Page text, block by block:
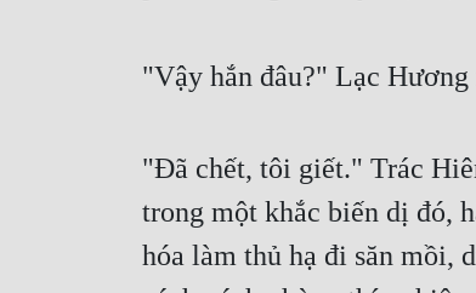
"Vậy hắn đâu?" Lạc
"Đã chết, tôi giết." Trác
trong một khắc biến dị đó,
hóa làm thủ hạ đi săn mồi,